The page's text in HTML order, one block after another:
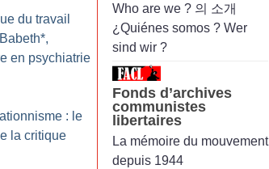
du travail
en psychiatrie
: le
la critique
Who are we ? 의 소개
¿Quiénes somos ? Wer
sind wir ?
Fonds d’archives
communistes
libertaires
La mémoire du mouvement
depuis 1944